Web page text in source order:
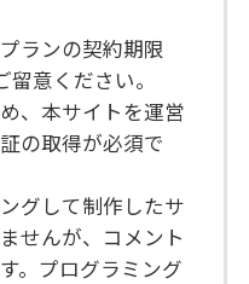
ランの契約期限
意ください。
、本サイトを運営
の取得が必須で
グして制作したサ
せんが、コメント
。プログラミング